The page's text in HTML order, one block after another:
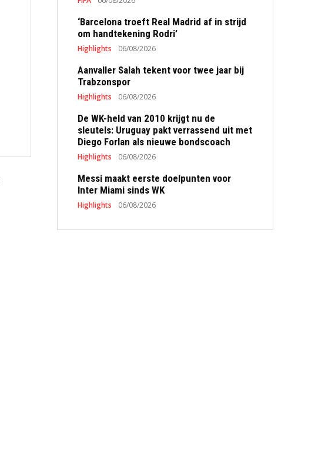
‘Barcelona troeft Real Madrid af in strijd
om handtekening Rodri’
Highlights 06/08/2026
Aanvaller Salah tekent voor twee jaar bij
Trabzonspor
Highlights 06/08/2026
De WK-held van 2010 krijgt nu de
sleutels: Uruguay pakt verrassend uit met
Diego Forlan als nieuwe bondscoach
Highlights 06/08/2026
Messi maakt eerste doelpunten voor
Inter Miami sinds WK
Highlights 06/08/2026